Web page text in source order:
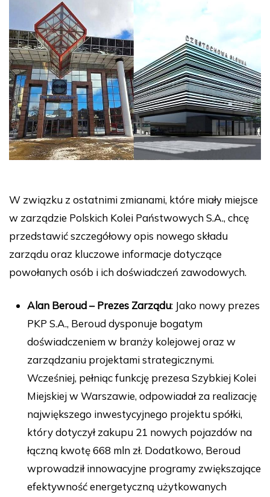
W związku z ostatnimi zmianami, które miały miejsce
w zarządzie Polskich Kolei Państwowych S.A., chcę
przedstawić szczegółowy opis nowego składu
zarządu oraz kluczowe informacje dotyczące
powołanych osób i ich doświadczeń zawodowych.
Alan Beroud – Prezes Zarządu: Jako nowy prezes
PKP S.A., Beroud dysponuje bogatym
doświadczeniem w branży kolejowej oraz w
zarządzaniu projektami strategicznymi.
Wcześniej, pełniąc funkcję prezesa Szybkiej Kolei
Miejskiej w Warszawie, odpowiadał za realizację
największego inwestycyjnego projektu spółki,
który dotyczył zakupu 21 nowych pojazdów na
łączną kwotę 668 mln zł. Dodatkowo, Beroud
wprowadził innowacyjne programy zwiększające
efektywność energetyczną użytkowanych